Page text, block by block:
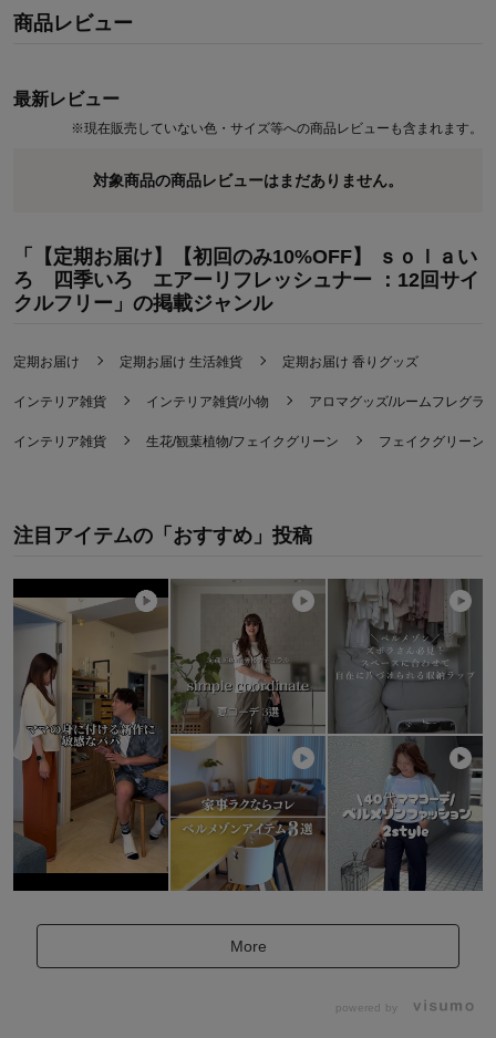
●インテリア感覚でお部屋に
●定期商品は、通常商品とは別のご注文・お届けとなります。
別々のお届けとなり、送料が別途発生いたします。
定期お届けのご利用方法について
ーーーーーーーーーーーーーーーーーーーーーー
気になるけどデザインは選びたい方は、お届け日を指定できる通常
商品(単品)がおすすめ！
通常商品(単品)からご購入
ーーーーーーーーーーーーーーーーーーー
商品レビュー
最新レビュー
※現在販売していない色・サイズ等への商品レビューも含まれます。
対象商品の商品レビューはまだありません。
「【定期お届け】【初回のみ10%OFF】 ｓｏｌａい
ろ 四季いろ エアーリフレッシュナー ：12回サイ
クルフリー」の掲載ジャンル
定期お届け 定期お届け 生活雑貨 定期お届け 香りグッズ
インテリア雑貨 インテリア雑貨/小物 アロマグッズ/ルームフレグラ
インテリア雑貨 生花/観葉植物/フェイクグリーン フェイクグリーン/
注目アイテムの「おすすめ」投稿
More
powered by